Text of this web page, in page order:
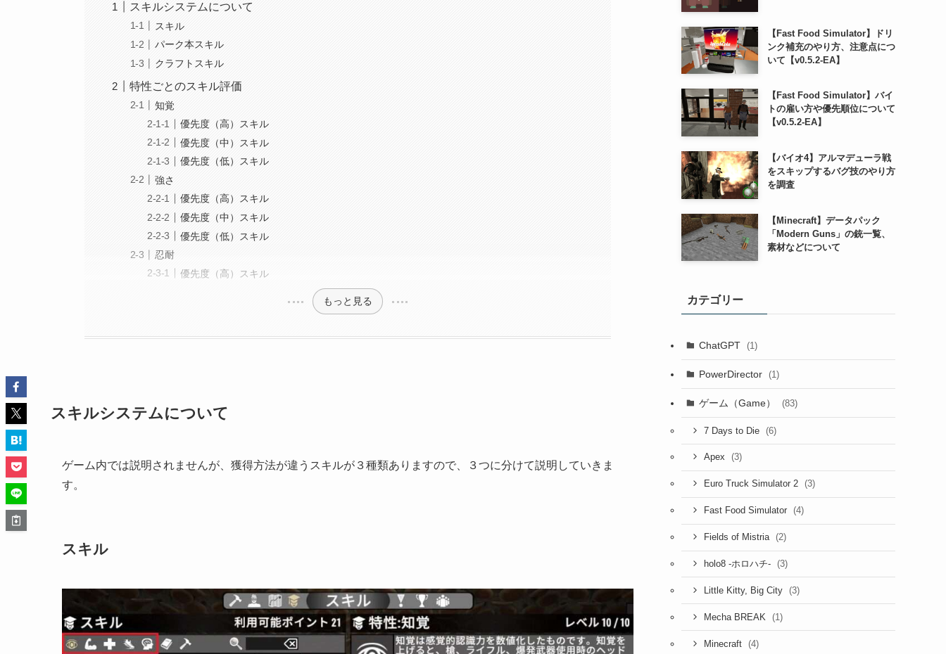
スキルシステムについて
スキル
パーク本スキル
クラフトスキル
特性ごとのスキル評価
知覚
優先度（高）スキル
優先度（中）スキル
優先度（低）スキル
強さ
優先度（高）スキル
優先度（中）スキル
優先度（低）スキル
忍耐
優先度（高）スキル
もっと見る
スキルシステムについて
ゲーム内では説明されませんが、獲得方法が違うスキルが３種類ありますので、３つに分けて説明していきま
す。
スキル
【Fast Food Simulator】ドリ
ンク補充のやり方、注意点につ
いて【v0.5.2-EA】
【Fast Food Simulator】バイ
トの雇い方や優先順位について
【v0.5.2-EA】
【バイオ4】アルマデューラ戦
をスキップするバグ技のやり方
を調査
【Minecraft】データパック
「Modern Guns」の銃一覧、
素材などについて
カテゴリー
ChatGPT (1)
PowerDirector (1)
ゲーム（Game） (83)
7 Days to Die (6)
Apex (3)
Euro Truck Simulator 2 (3)
Fast Food Simulator (4)
Fields of Mistria (2)
holo8 -ホロハチ- (3)
Little Kitty, Big City (3)
Mecha BREAK (1)
Minecraft (4)